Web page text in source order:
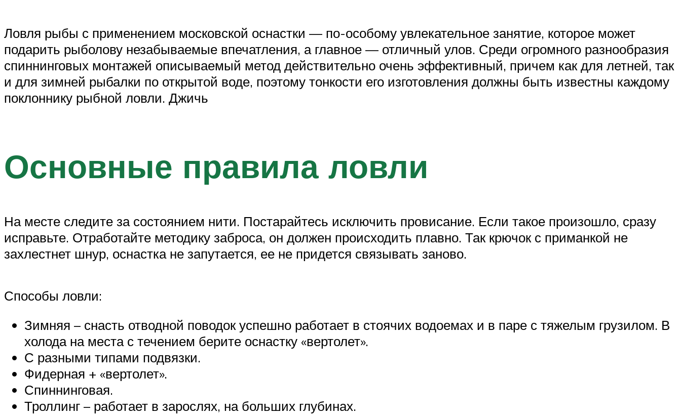
Ловля рыбы с применением московской оснастки — по-особому увлекательное занятие, которое может
подарить рыболову незабываемые впечатления, а главное — отличный улов. Среди огромного разнообразия
спиннинговых монтажей описываемый метод действительно очень эффективный, причем как для летней, так
и для зимней рыбалки по открытой воде, поэтому тонкости его изготовления должны быть известны каждому
поклоннику рыбной ловли. Джичь
Основные правила ловли
На месте следите за состоянием нити. Постарайтесь исключить провисание. Если такое произошло, сразу
исправьте. Отработайте методику заброса, он должен происходить плавно. Так крючок с приманкой не
захлестнет шнур, оснастка не запутается, ее не придется связывать заново.
Способы ловли:
Зимняя – снасть отводной поводок успешно работает в стоячих водоемах и в паре с тяжелым грузилом. В
холода на места с течением берите оснастку «вертолет».
С разными типами подвязки.
Фидерная + «вертолет».
Спиннинговая.
Троллинг – работает в зарослях, на больших глубинах.